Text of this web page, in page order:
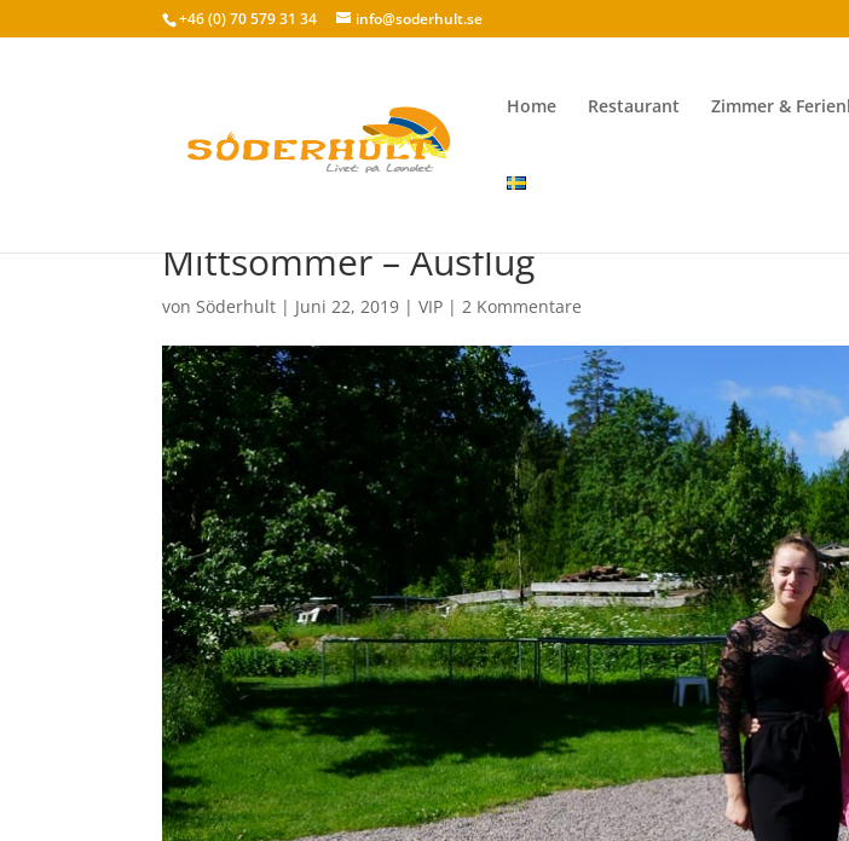
+46 (0) 70 579 31 34 info@soderhult.se
Home Restaurant Zimmer &
Mittsommer – Ausflug
vonSöderhult | Juni 22, 2019 |VIP |2 Kommentare